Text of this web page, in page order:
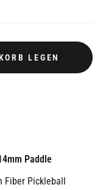
LEGEN
Paddle
Fiber Pickleball